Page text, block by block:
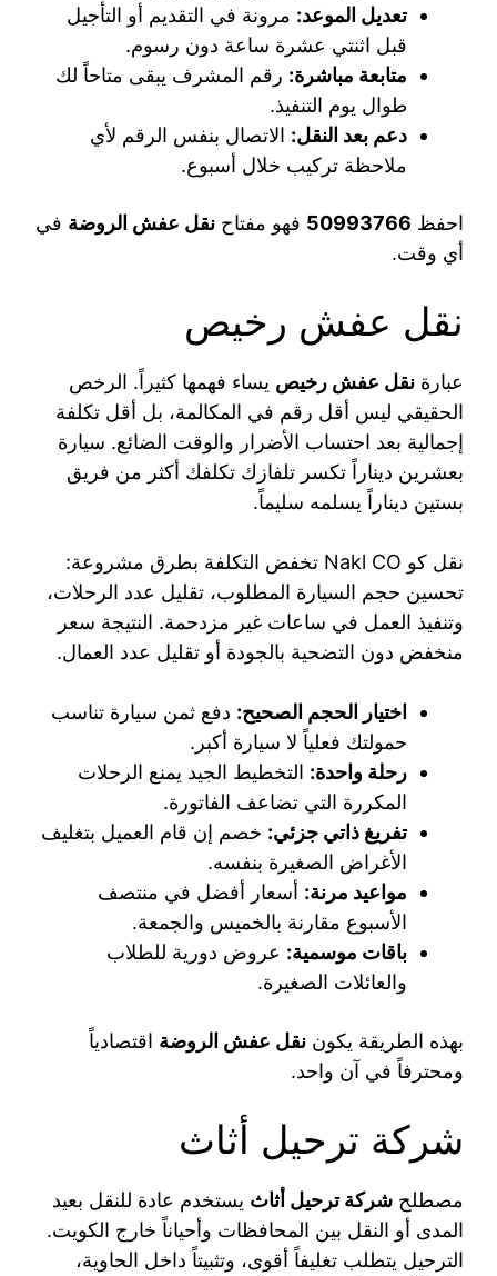
تعديل الموعد: مرونة في التقديم أو التأجيل
قبل اثنتي عشرة ساعة دون رسوم.
متابعة مباشرة: رقم المشرف يبقى متاحاً لك
طوال يوم التنفيذ.
دعم بعد النقل: الاتصال بنفس الرقم لأي
ملاحظة تركيب خلال أسبوع.
احفظ 50993766 فهو مفتاح نقل عفش الروضة في
أي وقت.
نقل عفش رخيص
عبارة نقل عفش رخيص يساء فهمها كثيراً. الرخص
الحقيقي ليس أقل رقم في المكالمة، بل أقل تكلفة
إجمالية بعد احتساب الأضرار والوقت الضائع. سيارة
بعشرين ديناراً تكسر تلفازك تكلفك أكثر من فريق
بستين ديناراً يسلمه سليماً.
نقل كو Nakl CO تخفض التكلفة بطرق مشروعة:
تحسين حجم السيارة المطلوب، تقليل عدد الرحلات،
وتنفيذ العمل في ساعات غير مزدحمة. النتيجة سعر
منخفض دون التضحية بالجودة أو تقليل عدد العمال.
اختيار الحجم الصحيح: دفع ثمن سيارة تناسب
حمولتك فعلياً لا سيارة أكبر.
رحلة واحدة: التخطيط الجيد يمنع الرحلات
المكررة التي تضاعف الفاتورة.
تفريغ ذاتي جزئي: خصم إن قام العميل بتغليف
الأغراض الصغيرة بنفسه.
مواعيد مرنة: أسعار أفضل في منتصف
الأسبوع مقارنة بالخميس والجمعة.
باقات موسمية: عروض دورية للطلاب
والعائلات الصغيرة.
بهذه الطريقة يكون نقل عفش الروضة اقتصادياً
ومحترفاً في آن واحد.
شركة ترحيل أثاث
مصطلح شركة ترحيل أثاث يستخدم عادة للنقل بعيد
المدى أو النقل بين المحافظات وأحياناً خارج الكويت.
الترحيل يتطلب تغليفاً أقوى، وتثبيتاً داخل الحاوية،